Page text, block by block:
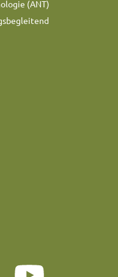
(ANT)